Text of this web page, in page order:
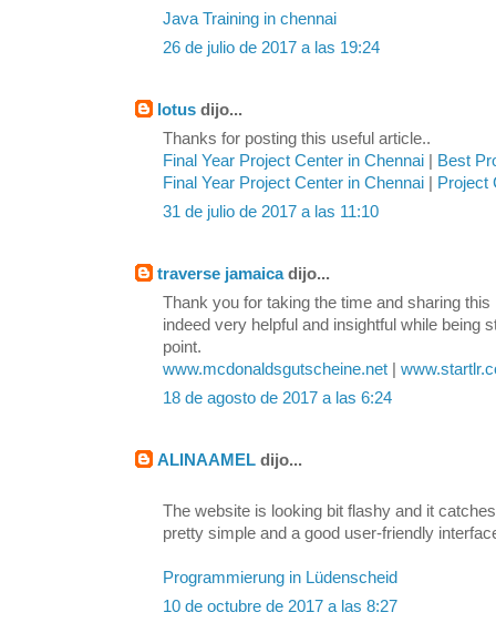
Java Training in chennai
26 de julio de 2017 a las 19:24
lotus dijo...
Thanks for posting this useful article..
Final Year Project Center in Chennai
Best
Final Year Project Center in Chennai
Project
31 de julio de 2017 a las 11:10
traverse jamaicadijo...
Thank you for taking the time and sharing
indeed very helpful and insightful while being
point.
www.mcdonaldsgutscheine.net
18 de agosto de 2017 a las 6:24
ALINAAMEL dijo...
The website is looking bit flashy and it
pretty simple and a good user-friendly
Programmierung in Lüdenscheid
10 de octubre de 2017 a las 8:27